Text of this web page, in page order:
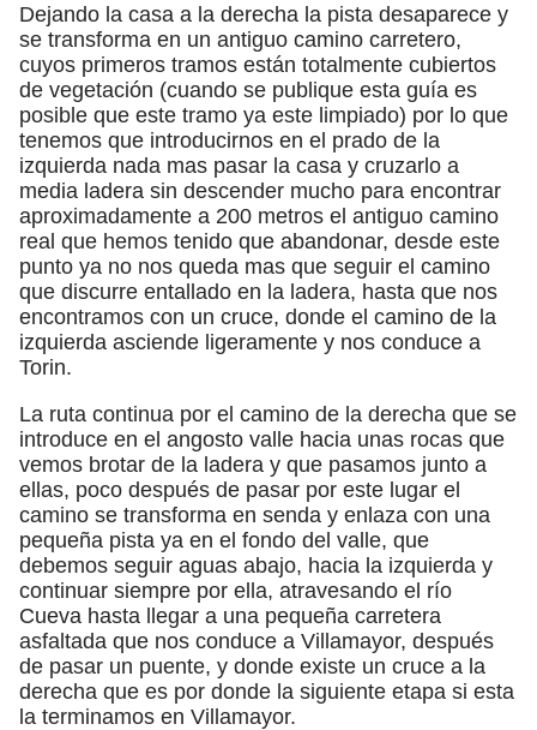
Dejando la casa a la derecha la pista desaparece y
se transforma en un antiguo camino carretero,
cuyos primeros tramos están totalmente cubiertos
de vegetación (cuando se publique esta guía es
posible que este tramo ya este limpiado) por lo que
tenemos que introducirnos en el prado de la
izquierda nada mas pasar la casa y cruzarlo a
media ladera sin descender mucho para encontrar
aproximadamente a 200 metros el antiguo camino
real que hemos tenido que abandonar, desde este
punto ya no nos queda mas que seguir el camino
que discurre entallado en la ladera, hasta que nos
encontramos con un cruce, donde el camino de la
izquierda asciende ligeramente y nos conduce a
Torin.
La ruta continua por el camino de la derecha que se
introduce en el angosto valle hacia unas rocas que
vemos brotar de la ladera y que pasamos junto a
ellas, poco después de pasar por este lugar el
camino se transforma en senda y enlaza con una
pequeña pista ya en el fondo del valle, que
debemos seguir aguas abajo, hacia la izquierda y
continuar siempre por ella, atravesando el río
Cueva hasta llegar a una pequeña carretera
asfaltada que nos conduce a Villamayor, después
de pasar un puente, y donde existe un cruce a la
derecha que es por donde la siguiente etapa si esta
la terminamos en Villamayor.